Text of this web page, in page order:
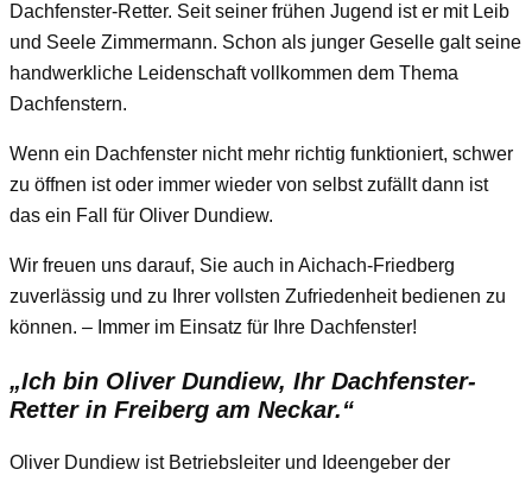
Dachfenster-Retter. Seit seiner frühen Jugend ist er mit Leib
und Seele Zimmermann. Schon als junger Geselle galt seine
handwerkliche Leidenschaft vollkommen dem Thema
Dachfenstern.
Wenn ein Dachfenster nicht mehr richtig funktioniert, schwer
zu öffnen ist oder immer wieder von selbst zufällt dann ist
das ein Fall für Oliver Dundiew.
Wir freuen uns darauf, Sie auch in Aichach-Friedberg
zuverlässig und zu Ihrer vollsten Zufriedenheit bedienen zu
können. – Immer im Einsatz für Ihre Dachfenster!
„Ich bin Oliver Dundiew, Ihr Dachfenster-
Retter in Freiberg am Neckar.“
Oliver Dundiew ist Betriebsleiter und Ideengeber der